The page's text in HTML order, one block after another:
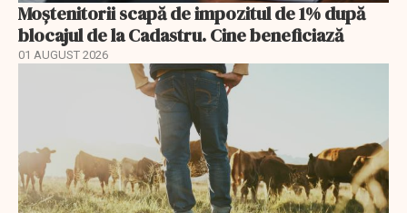
Moștenitorii scapă de impozitul de 1% după
blocajul de la Cadastru. Cine beneficiază
01 AUGUST 2026